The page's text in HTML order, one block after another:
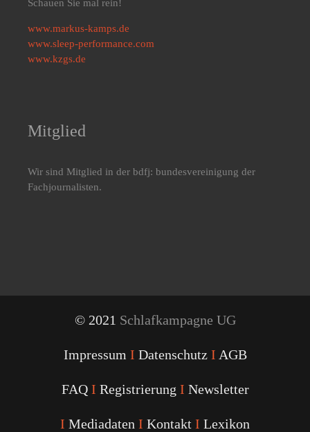
Schauen Sie mal rein!
www.markus-kamps.de
www.sleep-performance.com
www.kzgs.de
Mitglied
Wir sind Mitglied in der bdfj: bundesvereinigung der
Fachjournalisten.
© 2021 Schlafkampagne UG
Impressum I Datenschutz I AGB
FAQ I Registrierung I Newsletter
I Mediadaten I Kontakt I Lexikon